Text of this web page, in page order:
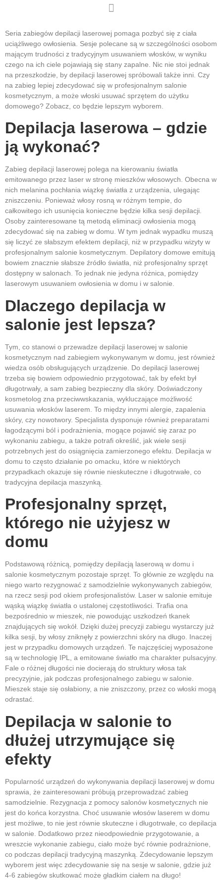
Seria zabiegów depilacji laserowej pomaga pozbyć się z ciała
uciążliwego owłosienia. Sesje polecane są w szczególności osobom
mającym trudności z tradycyjnym usuwaniem włosków, w wyniku
czego na ich ciele pojawiają się stany zapalne. Nic nie stoi jednak
na przeszkodzie, by depilacji laserowej spróbowali także inni. Czy
na zabieg lepiej zdecydować się w profesjonalnym salonie
kosmetycznym, a może włoski usuwać sprzętem do użytku
domowego? Zobacz, co będzie lepszym wyborem.
Depilacja laserowa – gdzie
ją wykonać?
Zabieg depilacji laserowej polega na kierowaniu światła
emitowanego przez laser w stronę mieszków włosowych. Obecna w
nich melanina pochłania wiązkę światła z urządzenia, ulegając
zniszczeniu. Ponieważ włosy rosną w różnym tempie, do
całkowitego ich usunięcia konieczne będzie kilka sesji depilacji.
Osoby zainteresowane tą metodą eliminacji owłosienia mogą
zdecydować się na zabieg w domu. W tym jednak wypadku muszą
się liczyć ze słabszym efektem depilacji, niż w przypadku wizyty w
profesjonalnym salonie kosmetycznym. Depilatory domowe emitują
bowiem znacznie słabsze źródło światła, niż profesjonalny sprzęt
dostępny w salonach. To jednak nie jedyna różnica, pomiędzy
laserowym usuwaniem owłosienia w domu i w salonie.
Dlaczego depilacja w
salonie jest lepsza?
Tym, co stanowi o przewadze depilacji laserowej w salonie
kosmetycznym nad zabiegiem wykonywanym w domu, jest również
wiedza osób obsługujących urządzenie. Do depilacji laserowej
trzeba się bowiem odpowiednio przygotować, tak by efekt był
długotrwały, a sam zabieg bezpieczny dla skóry. Doświadczony
kosmetolog zna przeciwwskazania, wykluczające możliwość
usuwania włosków laserem. To między innymi alergie, zapalenia
skóry, czy nowotwory. Specjalista dysponuje również preparatami
łagodzącymi ból i podrażnienia, mogące pojawić się zaraz po
wykonaniu zabiegu, a także potrafi określić, jak wiele sesji
potrzebnych jest do osiągnięcia zamierzonego efektu. Depilacja w
domu to często działanie po omacku, które w niektórych
przypadkach okazuje się równie nieskuteczne i długotrwałe, co
tradycyjna depilacja maszynką.
Profesjonalny sprzęt,
którego nie użyjesz w
domu
Podstawową różnicą, pomiędzy depilacją laserową w domu i
salonie kosmetycznym pozostaje sprzęt. To głównie ze względu na
niego warto rezygnować z samodzielnie wykonywanych zabiegów,
na rzecz sesji pod okiem profesjonalistów. Laser w salonie emituje
wąską wiązkę światła o ustalonej częstotliwości. Trafia ona
bezpośrednio w mieszek, nie powodując uszkodzeń tkanek
znajdujących się wokół. Dzięki dużej precyzji zabiegu wystarczy już
kilka sesji, by włosy zniknęły z powierzchni skóry na długo. Inaczej
jest w przypadku domowych urządzeń. Te najczęściej wyposażone
są w technologię IPL, a emitowane światło ma charakter pulsacyjny.
Fale o różnej długości nie docierają do struktury włosa tak
precyzyjnie, jak podczas profesjonalnego zabiegu w salonie.
Mieszek staje się osłabiony, a nie zniszczony, przez co włoski mogą
odrastać.
Depilacja w salonie to
dłużej utrzymujące się
efekty
Popularność urządzeń do wykonywania depilacji laserowej w domu
sprawia, że zainteresowani próbują przeprowadzać zabieg
samodzielnie. Rezygnacja z pomocy salonów kosmetycznych nie
jest do końca korzystna. Choć usuwanie włosów laserem w domu
jest możliwe, to nie jest równie skuteczne i długotrwałe, co depilacja
w salonie. Dodatkowo przez nieodpowiednie przygotowanie, a
wreszcie wykonanie zabiegu, ciało może być równie podrażnione,
co podczas depilacji tradycyjną maszynką. Zdecydowanie lepszym
wyborem jest więc zdecydowanie się na sesje w salonie, gdzie już
4-6 zabiegów skutkować może gładkim ciałem na długo!